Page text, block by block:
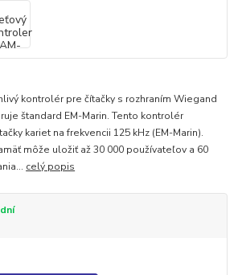
kontrolér pre čítačky s rozhraním Wiegand
štandard EM-Marin. Tento kontrolér
kariet na frekvencii 125 kHz (EM-Marin).
môže uložiť až 30 000 používateľov a 60
celý popis